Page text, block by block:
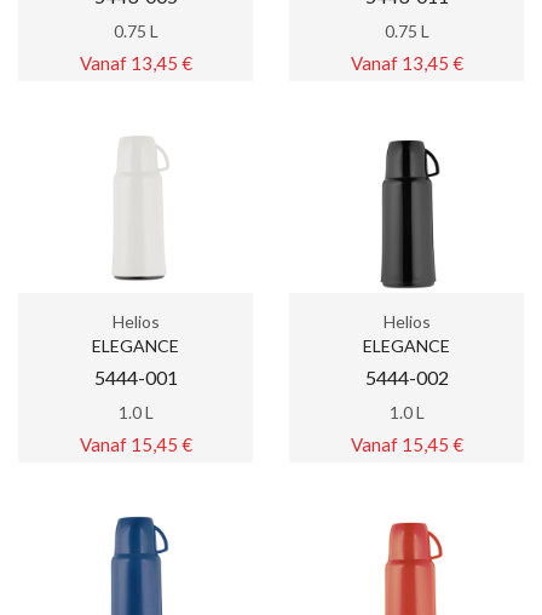
0.75 L
Vanaf 13,45 €
0.75 L
Vanaf 13,45 €
Helios
ELEGANCE
5444-001
1.0 L
Vanaf 15,45 €
Helios
ELEGANCE
5444-002
1.0 L
Vanaf 15,45 €